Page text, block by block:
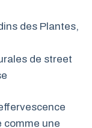
des Plantes,
de street
comme une